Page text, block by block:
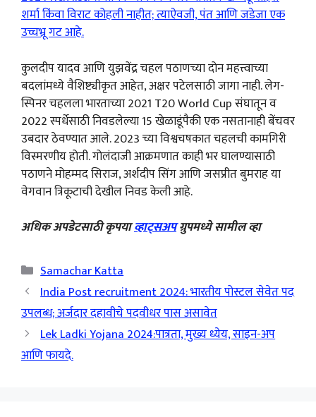
शर्मा किंवा विराट कोहली नाहीत; त्याऐवजी, पंत आणि जडेजा एक
उच्चभ्रू गट आहे.
कुलदीप यादव आणि युझवेंद्र चहल पठाणच्या दोन महत्त्वाच्या
बदलांमध्ये वैशिष्ट्यीकृत आहेत, अक्षर पटेलसाठी जागा नाही. लेग-
स्पिनर चहलला भारताच्या 2021 T20 World Cup संघातून व
2022 स्पर्धेसाठी निवडलेल्या 15 खेळाडूंपैकी एक नसतानाही बेंचवर
उबदार ठेवण्यात आले. 2023 च्या विश्वचषकात चहलची कामगिरी
विस्मरणीय होती. गोलंदाजी आक्रमणात काही भर घालण्यासाठी
पठाणने मोहम्मद सिराज, अर्शदीप सिंग आणि जसप्रीत बुमराह या
वेगवान त्रिकूटाची देखील निवड केली आहे.
अधिक अपडेटसाठी कृपयाव्हाट्सअपग्रुपमध्ये सामील व्हा
Categories
Samachar Katta
India Post recruitment 2024: भारतीय पोस्टल सेवेत पद
उपलब्ध; अर्जदार दहावीचे पदवीधर पास असावेत
Lek Ladki Yojana 2024:पात्रता, मुख्य ध्येय, साइन-अप
आणि फायदे.